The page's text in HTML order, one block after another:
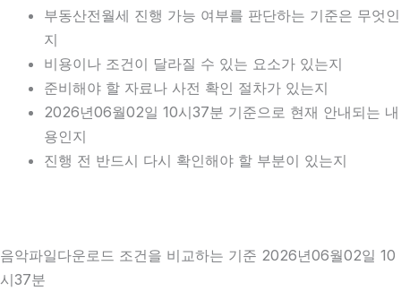
부동산전월세 진행 가능 여부를 판단하는 기준은 무엇인
지
비용이나 조건이 달라질 수 있는 요소가 있는지
준비해야 할 자료나 사전 확인 절차가 있는지
2026년06월02일 10시37분 기준으로 현재 안내되는 내
용인지
진행 전 반드시 다시 확인해야 할 부분이 있는지
음악파일다운로드 조건을 비교하는 기준 2026년06월02일 10
시37분